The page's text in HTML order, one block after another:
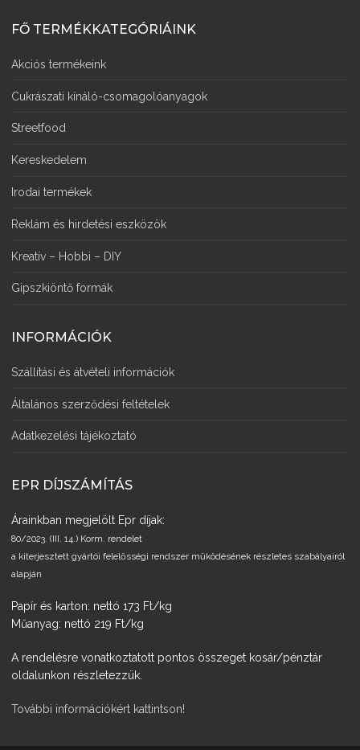
FŐ TERMÉKKATEGÓRIÁINK
Akciós termékeink
Cukrászati kínáló-csomagolóanyagok
Streetfood
Kereskedelem
Irodai termékek
Reklám és hirdetési eszközök
Kreatív – Hobbi – DIY
Gipszkiöntő formák
INFORMÁCIÓK
Szállítási és átvételi információk
Általános szerződési feltételek
Adatkezelési tájékoztató
EPR DÍJSZÁMÍTÁS
Árainkban megjelölt Epr díjak:
80/2023. (III. 14.) Korm. rendelet
a kiterjesztett gyártói felelősségi rendszer működésének részletes szabályairól
alapján
Papír és karton: nettó 173 Ft/kg
Műanyag: nettó 219 Ft/kg
A rendelésre vonatkoztatott pontos összeget kosár/pénztár
oldalunkon részletezzük.
További információkért kattintson!